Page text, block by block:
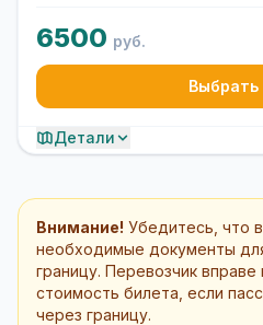
6500 руб.
Выбрать
Детали
Внимание! Убедитесь, что
необходимые документы
границу. Перевозчик
стоимость билета, если
через границу.